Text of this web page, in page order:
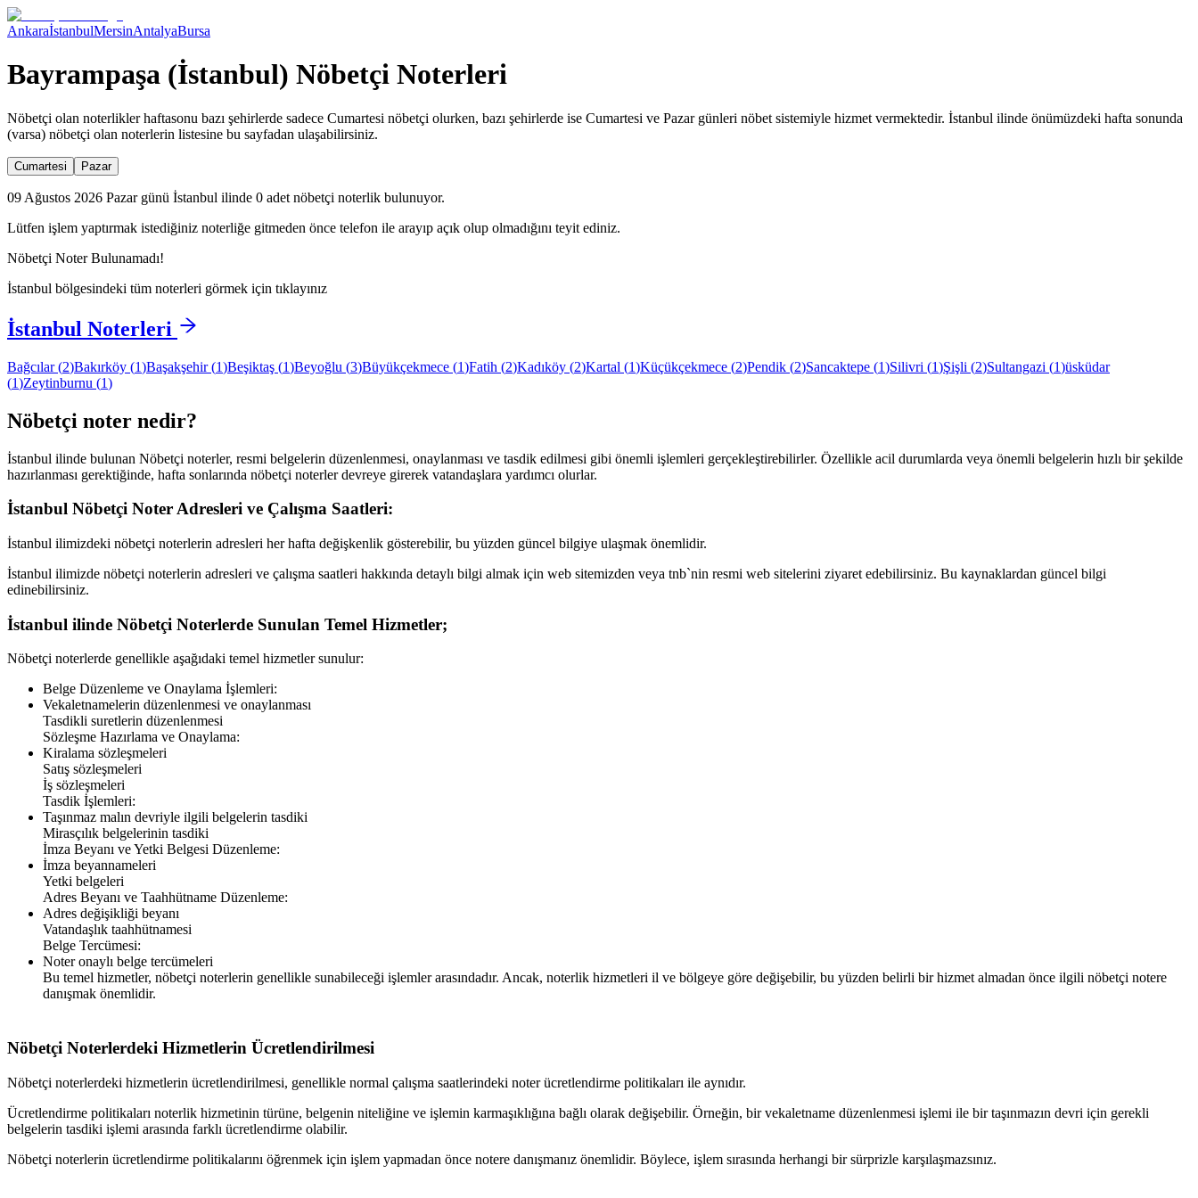
AnkaraİstanbulMersinAntalyaBursa
Bayrampaşa (İstanbul) Nöbetçi Noterleri
Nöbetçi olan noterlikler haftasonu bazı şehirlerde sadece Cumartesi nöbetçi olurken, bazı şehirlerde ise Cumartesi ve Pazar günleri nöbet sistemiyle hizmet vermektedir. İstanbul ilinde önümüzdeki hafta sonunda
(varsa) nöbetçi olan noterlerin listesine bu sayfadan ulaşabilirsiniz.
Cumartesi Pazar
09 Ağustos 2026 Pazar günü İstanbul ilinde 0 adet nöbetçi noterlik bulunuyor.
Lütfen işlem yaptırmak istediğiniz noterliğe gitmeden önce telefon ile arayıp açık olup olmadığını teyit ediniz.
Nöbetçi Noter Bulunamadı!
İstanbul bölgesindeki tüm noterleri görmek için tıklayınız
İstanbul Noterleri
Bağcılar(2)Bakırköy (1)Başakşehir(1)Beşiktaş (1)Beyoğlu (3)Büyükçekmece (1)Fatih (2)Kadıköy (2)Kartal (1)Küçükçekmece (2)Pendik (2)Sancaktepe (1)Silivri (1)Şişli (2)Sultangazi (1)üsküdar
(1)Zeytinburnu (1)
Nöbetçi noter nedir?
İstanbul ilinde bulunan Nöbetçi noterler, resmi belgelerin düzenlenmesi, onaylanması ve tasdik edilmesi gibi önemli işlemleri gerçekleştirebilirler. Özellikle acil durumlarda veya önemli belgelerin hızlı bir şekilde
hazırlanması gerektiğinde, hafta sonlarında nöbetçi noterler devreye girerek vatandaşlara yardımcı olurlar.
İstanbul Nöbetçi Noter Adresleri ve Çalışma Saatleri:
İstanbul ilimizdeki nöbetçi noterlerin adresleri her hafta değişkenlik gösterebilir, bu yüzden güncel bilgiye ulaşmak önemlidir.
İstanbul ilimizde nöbetçi noterlerin adresleri ve çalışma saatleri hakkında detaylı bilgi almak için web sitemizden veya tnb`nin resmi web sitelerini ziyaret edebilirsiniz. Bu kaynaklardan güncel bilgi
edinebilirsiniz.
İstanbul ilinde Nöbetçi Noterlerde Sunulan Temel Hizmetler;
Nöbetçi noterlerde genellikle aşağıdaki temel hizmetler sunulur:
Belge Düzenleme ve Onaylama İşlemleri:
Vekaletnamelerin düzenlenmesi ve onaylanması
Tasdikli suretlerin düzenlenmesi
Sözleşme Hazırlama ve Onaylama:
Kiralama sözleşmeleri
Satış sözleşmeleri
İş sözleşmeleri
Tasdik İşlemleri:
Taşınmaz malın devriyle ilgili belgelerin tasdiki
Mirasçılık belgelerinin tasdiki
İmza Beyanı ve Yetki Belgesi Düzenleme:
İmza beyannameleri
Yetki belgeleri
Adres Beyanı ve Taahhütname Düzenleme:
Adres değişikliği beyanı
Vatandaşlık taahhütnamesi
Belge Tercümesi:
Noter onaylı belge tercümeleri
Bu temel hizmetler, nöbetçi noterlerin genellikle sunabileceği işlemler arasındadır. Ancak, noterlik hizmetleri il ve bölgeye göre değişebilir, bu yüzden belirli bir hizmet almadan önce ilgili nöbetçi notere
danışmak önemlidir.
Nöbetçi Noterlerdeki Hizmetlerin Ücretlendirilmesi
Nöbetçi noterlerdeki hizmetlerin ücretlendirilmesi, genellikle normal çalışma saatlerindeki noter ücretlendirme politikaları ile aynıdır.
Ücretlendirme politikaları noterlik hizmetinin türüne, belgenin niteliğine ve işlemin karmaşıklığına bağlı olarak değişebilir. Örneğin, bir vekaletname düzenlenmesi işlemi ile bir taşınmazın devri için gerekli
belgelerin tasdiki işlemi arasında farklı ücretlendirme olabilir.
Nöbetçi noterlerin ücretlendirme politikalarını öğrenmek için işlem yapmadan önce notere danışmanız önemlidir. Böylece, işlem sırasında herhangi bir sürprizle karşılaşmazsınız.